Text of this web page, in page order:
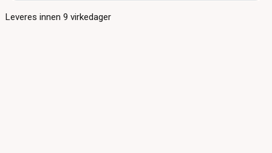
Leveres innen9 virkedager